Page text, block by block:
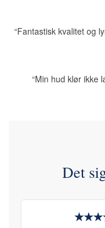
“Fantastisk kvalitet og
“Min hud klør ikke
Det